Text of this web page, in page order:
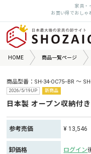
家具・
お買い得でおしゃ
HOME 商品一覧ページ
商品型番：SH-34-OC75--BR ～
2026/5/19UP 新商品
日本製 オープン収納付
参考売価 ¥ 13,546
卸価格 ログイン